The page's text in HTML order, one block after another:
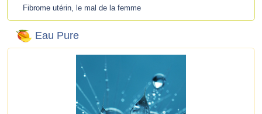
Fibrome utérin, le mal de la femme
Eau Pure